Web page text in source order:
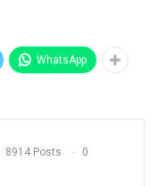
WhatsApp
8914 Posts 0